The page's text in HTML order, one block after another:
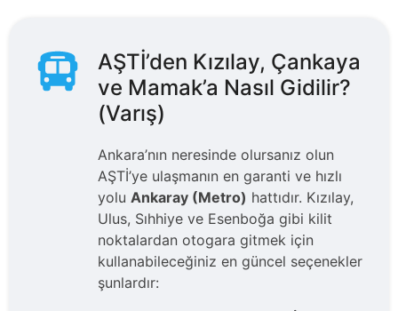
AŞTİ’den Kızılay, Çankaya
ve Mamak’a Nasıl Gidilir?
(Varış)
Ankara’nın neresinde olursanız olun
AŞTİ’ye ulaşmanın en garanti ve hızlı
yolu Ankaray (Metro) hattıdır. Kızılay,
Ulus, Sıhhiye ve Esenboğa gibi kilit
noktalardan otogara gitmek için
kullanabileceğiniz en güncel seçenekler
şunlardır: